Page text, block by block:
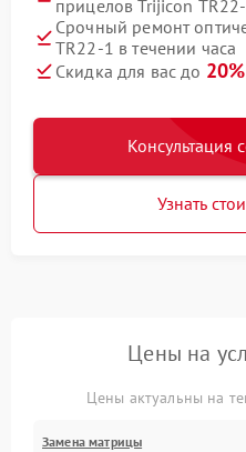
прицелов Trijicon
Срочный ремонт
TR22-1 в течении часа
Скидка для вас до 20%
Консультация
Узнать
Цены на
Цены актуальны на
Замена матрицы